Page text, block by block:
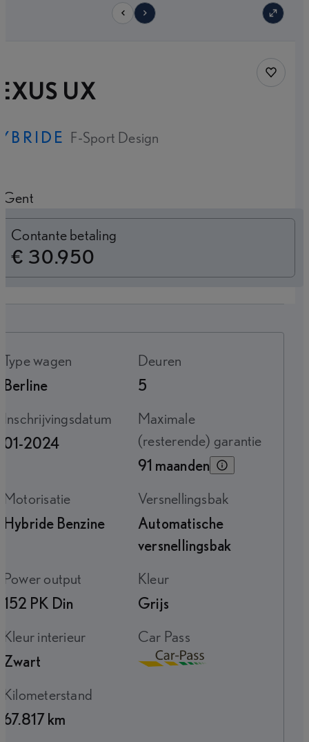
UX
F-Sport Design
Save car
Gent
Contante betaling
€ 30.950
Type wagen
Berline
Deuren
5
Inschrijvingsdatum
01-2024
Maximale
(resterende) garantie
91 maanden
Motorisatie
Hybride Benzine
Versnellingsbak
Automatische
versnellingsbak
Power output
152 PK Din
Kleur
Grijs
Kleur interieur
Zwart
Car Pass
Download
Kilometerstand
67.817 km